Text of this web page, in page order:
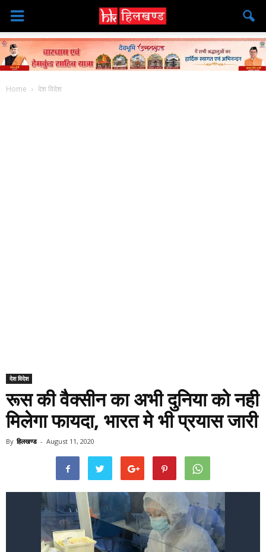
Home देश विदेश
देश विदेश
रूस की वैक्सीन का अभी दुनिया को नही
मिलेगा फायदा, भारत मे भी प्रयास जारी
By हिलखण्ड - August 11, 2020